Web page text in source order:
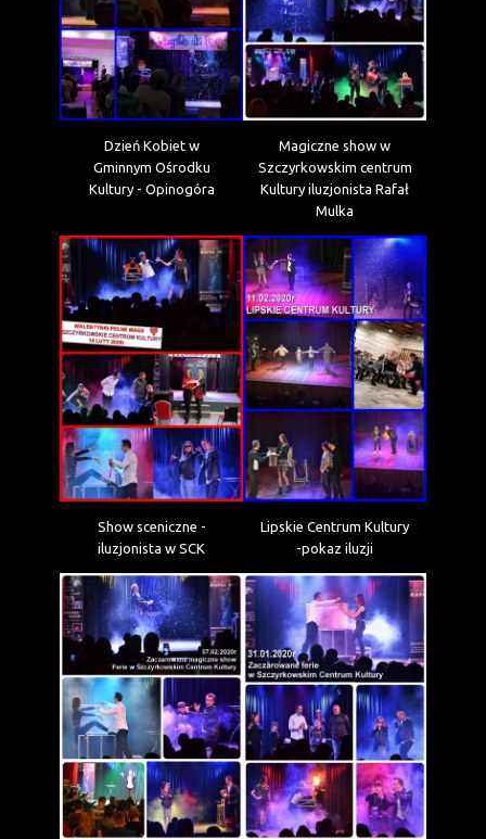
Dzień Kobiet w
Gminnym Ośrodku
Kultury - Opinogóra
Magiczne show w
Szczyrkowskim centrum
Kultury iluzjonista Rafał
Mulka
Show sceniczne -
iluzjonista w SCK
Lipskie Centrum Kultury
-pokaz iluzji